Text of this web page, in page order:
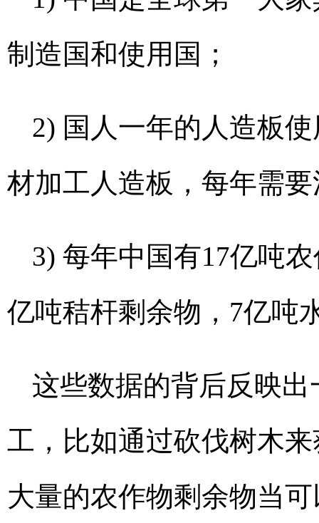
制造国和使用国；
2) 国人一年的人造板
材加工人造板，每年需
3) 每年中国有17亿吨
亿吨秸杆剩余物，7亿吨
这些数据的背后反映
工，比如通过砍伐树木
大量的农作物剩余物当